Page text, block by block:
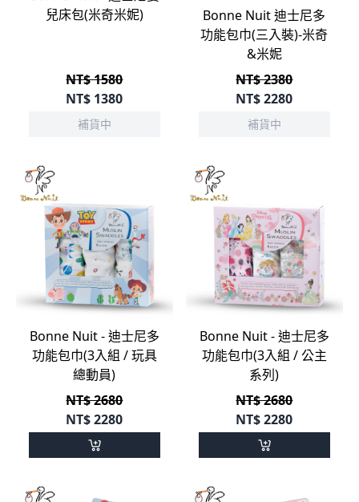
兒床包(米奇米妮)
NT$ 1580
NT$ 1380
補貨中
Bonne Nuit 迪士尼多
功能包巾(三入裝)-米奇
&米妮
NT$ 2380
NT$2280
補貨中
Bonne Nuit - 迪士尼多
功能包巾(3入組 / 玩具
總動員)
NT$ 2680
NT$2280
Bonne Nuit - 迪士尼多
功能包巾(3入組 / 公主
系列)
NT$ 2680
NT$2280